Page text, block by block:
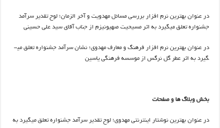
در عنوان بهترین نرم افزار بررسی مسائل مهدویت و آخر الزمان؛ لوح تقدیر سرآمد
جشنواره تعلق می­گیرد به اثر مسیحیت صهیونیزم از جناب آقای سید علی حسینی
در عنوان بهترین نرم افزار فرهنگ و معارف مهدوی؛ نشان سرآمد جشنواره تعلق می­
گیرد به اثر عطر گل نرگس از موسسه فرهنگی یاسین
بخش وبلاگ ها و صفحات
در عنوان بهترین نوشتار اینترنتی مهدوی؛ لوح تقدیر سرآمد جشنواره تعلق می­گیرد به